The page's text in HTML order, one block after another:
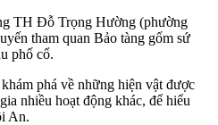
TH Đỗ Trọng Hường (phường
tham quan Bảo tàng gốm sứ
phố cổ.
phá về những hiện vật được
nhiều hoạt động khác, để hiểu
An.